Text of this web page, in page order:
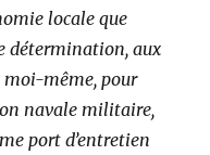
locale que
détermination, aux
moi-même, pour
navale militaire,
port d’entretien